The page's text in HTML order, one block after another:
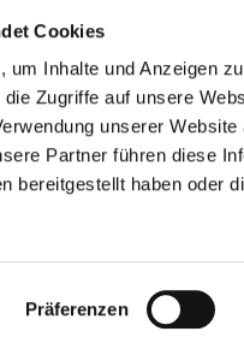
Cookies
um Inhalte und Anzeigen
Zugriffe auf unsere
unserer
Partner führen diese
bereitgestellt haben oder
Präferenzen